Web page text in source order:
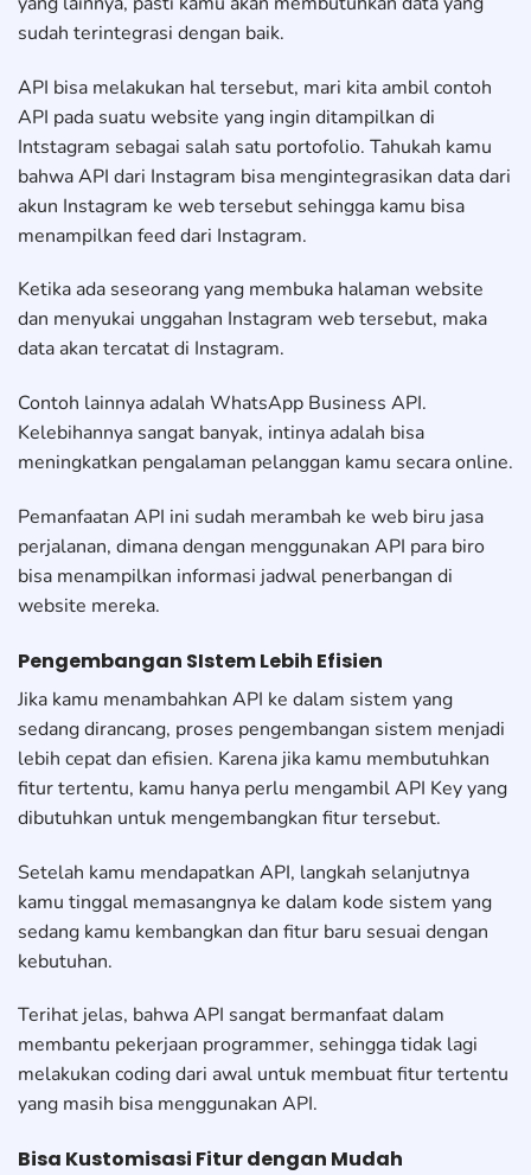
sudah terintegrasi dengan baik.
API bisa melakukan hal tersebut, mari kita ambil contoh
API pada suatu website yang ingin ditampilkan di
Intstagram sebagai salah satu portofolio. Tahukah kamu
bahwa API dari Instagram bisa mengintegrasikan data dari
akun Instagram ke web tersebut sehingga kamu bisa
menampilkan feed dari Instagram.
Ketika ada seseorang yang membuka halaman website
dan menyukai unggahan Instagram web tersebut, maka
data akan tercatat di Instagram.
Contoh lainnya adalah WhatsApp Business API.
Kelebihannya sangat banyak, intinya adalah bisa
meningkatkan pengalaman pelanggan kamu secara online.
Pemanfaatan API ini sudah merambah ke web biru jasa
perjalanan, dimana dengan menggunakan API para biro
bisa menampilkan informasi jadwal penerbangan di
website mereka.
Pengembangan SIstem Lebih Efisien
Jika kamu menambahkan API ke dalam sistem yang
sedang dirancang, proses pengembangan sistem menjadi
lebih cepat dan efisien. Karena jika kamu membutuhkan
fitur tertentu, kamu hanya perlu mengambil API Key yang
dibutuhkan untuk mengembangkan fitur tersebut.
Setelah kamu mendapatkan API, langkah selanjutnya
kamu tinggal memasangnya ke dalam kode sistem yang
sedang kamu kembangkan dan fitur baru sesuai dengan
kebutuhan.
Terihat jelas, bahwa API sangat bermanfaat dalam
membantu pekerjaan programmer, sehingga tidak lagi
melakukan coding dari awal untuk membuat fitur tertentu
yang masih bisa menggunakan API.
Bisa Kustomisasi Fitur dengan Mudah